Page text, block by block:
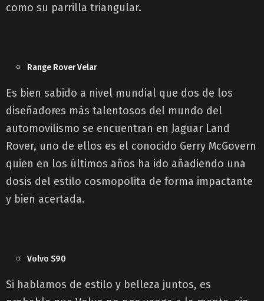
como su parrilla triangular.
Range Rover Velar
Es bien sabido a nivel mundial que dos de los
diseñadores más talentosos del mundo del
automovilismo se encuentran en Jaguar Land
Rover, uno de ellos es el conocido Gerry McGovern
quien en los últimos años ha ido añadiendo una
dosis del estilo cosmopolita de forma impactante
y bien acertada.
Volvo S90
Si hablamos de estilo y belleza juntos, es